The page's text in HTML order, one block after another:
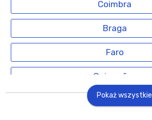
Coimbra
Braga
Faro
Guimarães
Pokaż wszystkie